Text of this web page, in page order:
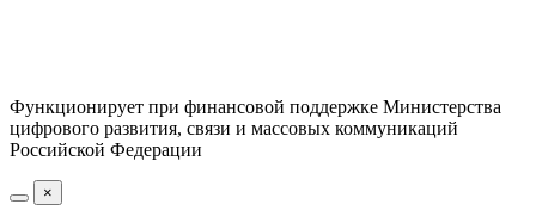
Функционирует при финансовой поддержке Министерства
цифрового развития, связи и массовых коммуникаций
Российской Федерации
×